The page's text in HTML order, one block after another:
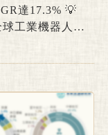
達17.3% 💡
工業機器人兵